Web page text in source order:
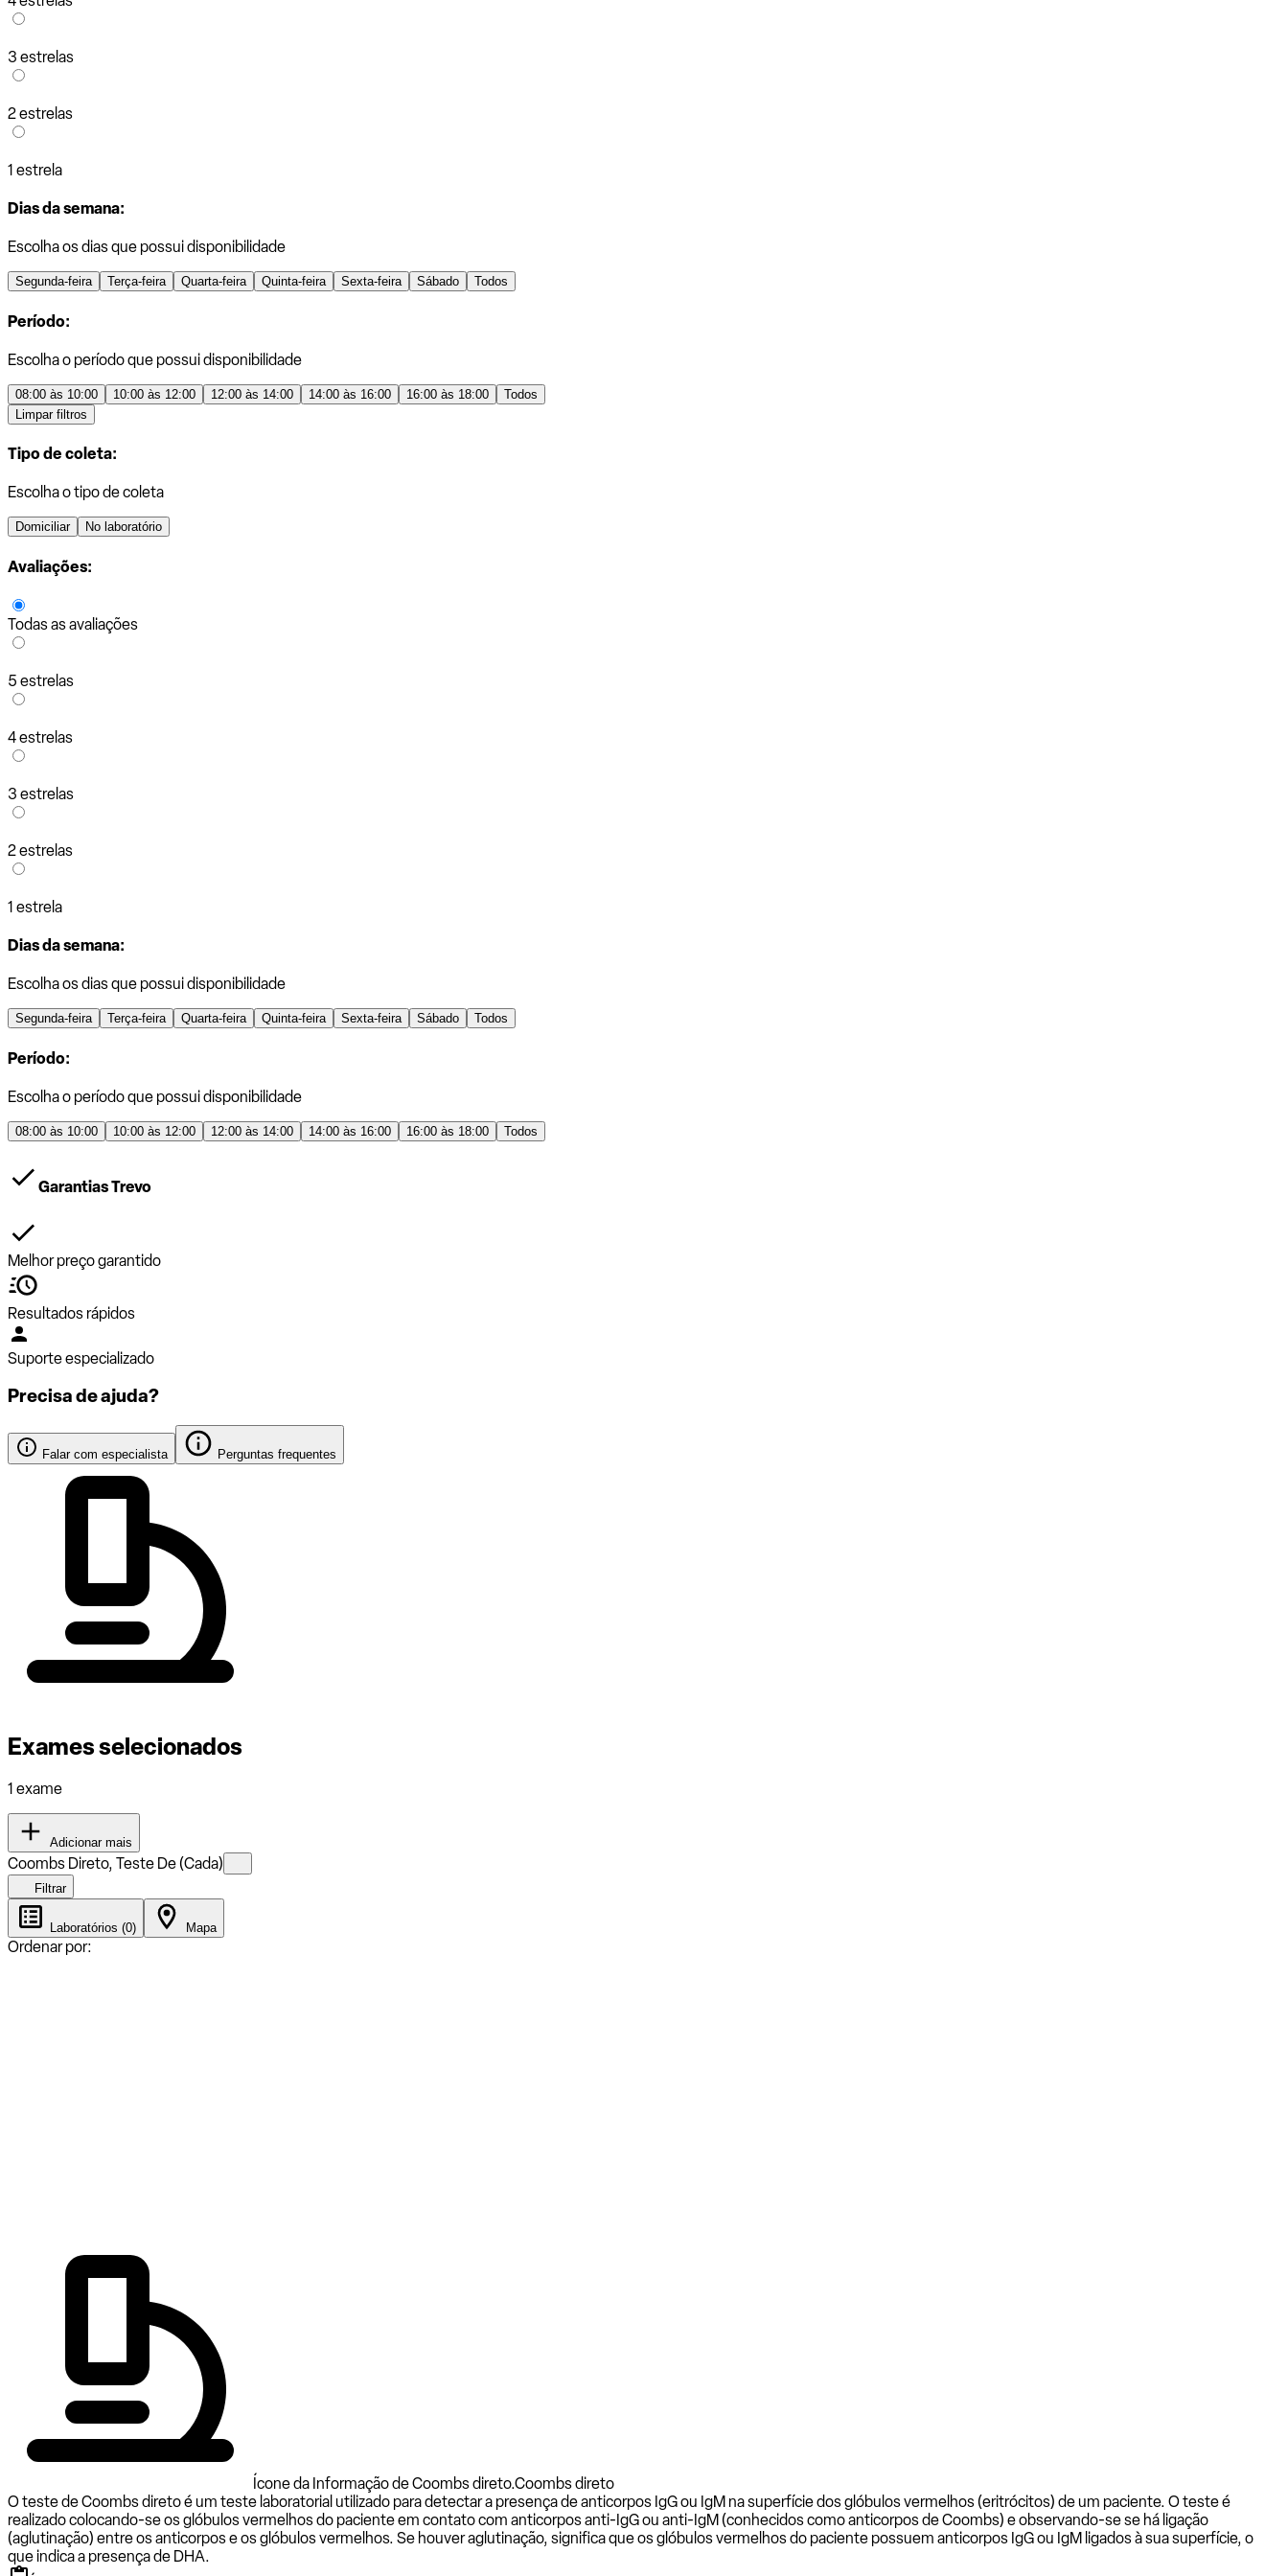
3 estrelas
2 estrelas
1 estrela
Dias da semana:
Escolha os dias que possui disponibilidade
Segunda-feira Terça-feira Quarta-feira Quinta-feira Sexta-feira Sábado Todos
Período:
Escolha o período que possui disponibilidade
08:00 às 10:00 10:00 às 12:00 12:00 às 14:00 14:00 às 16:00 16:00 às 18:00
Todos
Limpar filtros
Tipo de coleta:
Escolha o tipo de coleta
Domiciliar No laboratório
Avaliações:
Todas as avaliações
5 estrelas
4 estrelas
3 estrelas
2 estrelas
1 estrela
Dias da semana:
Escolha os dias que possui disponibilidade
Segunda-feira Terça-feira Quarta-feira Quinta-feira Sexta-feira Sábado Todos
Período:
Escolha o período que possui disponibilidade
08:00 às 10:00 10:00 às 12:00 12:00 às 14:00 14:00 às 16:00 16:00 às 18:00 Todos
Garantias Trevo
Melhor preço garantido
Resultados rápidos
Suporte especializado
Precisa de ajuda?
Falar com especialista Perguntas frequentes
Exames selecionados
1 exame
Adicionar mais
Coombs Direto, Teste De (Cada)
Filtrar
Laboratórios (0) Mapa
Ordenar por:
Ícone da Informação de Coombs direto.Coombs direto
O teste de Coombs direto é um teste laboratorial utilizado para detectar a presença de anticorpos IgG ou IgM na superfície dos glóbulos vermelhos (eritrócitos) de um paciente. O teste é
realizado colocando-se os glóbulos vermelhos do paciente em contato com anticorpos anti-IgG ou anti-IgM (conhecidos como anticorpos de Coombs) e observando-se se há ligação
(aglutinação) entre os anticorpos e os glóbulos vermelhos. Se houver aglutinação, significa que os glóbulos vermelhos do paciente possuem anticorpos IgG ou IgM ligados à sua superfície, o
que indica a presença de DHA.